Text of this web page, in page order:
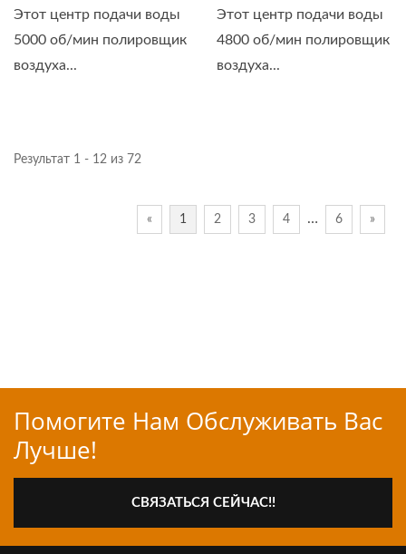
Этот центр подачи воды
5000 об/мин полировщик
воздуха...
Этот центр подачи воды
4800 об/мин полировщик
воздуха...
Результат 1 - 12 из 72
« 1 2 3 4 … 6 »
Помогите Нам Обслуживать Вас
Лучше!
СВЯЗАТЬСЯ СЕЙЧАС!!